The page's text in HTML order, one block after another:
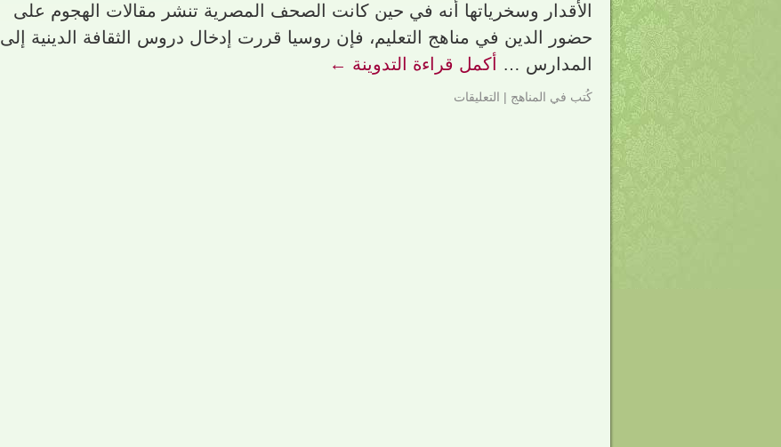
الأقدار وسخرياتها أنه في حين كانت الصحف المصرية تنشر مقالات الهجوم على
حضور الدين في مناهج التعليم، فإن روسيا قررت إدخال دروس الثقافة الدينية إلى
المدارس …
أكمل قراءة التدوينة ←
كُتب في المناهج | التعليقات